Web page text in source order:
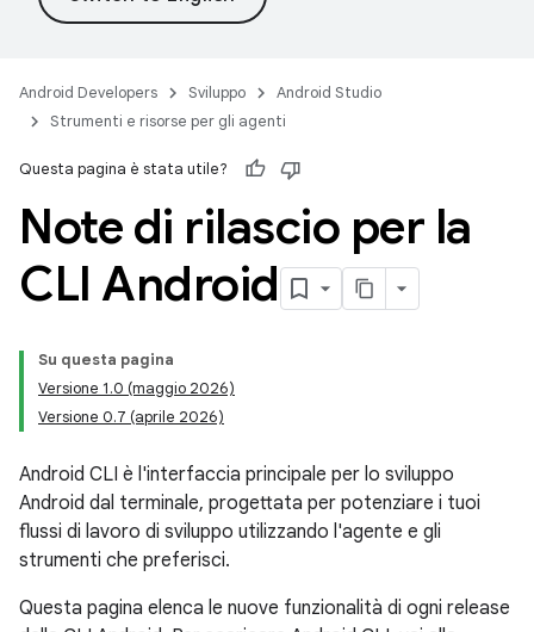
Android Developers Sviluppo
Android Studio
Strumenti e risorse per gli agenti
Questa pagina è stata utile?
Note di rilascio per la
CLI Android
Su questa pagina
Versione 1.0 (maggio 2026)
Versione 0.7 (aprile 2026)
Android CLI è l'interfaccia principale per lo sviluppo
Android dal terminale, progettata per potenziare i tuoi
flussi di lavoro di sviluppo utilizzando l'agente e gli
strumenti che preferisci.
Questa pagina elenca le nuove funzionalità di ogni release